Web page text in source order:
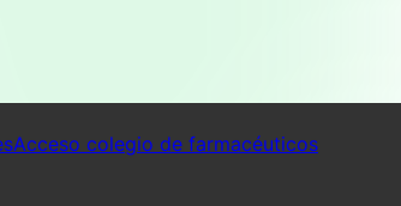
Acceso colegio de farmacéuticos